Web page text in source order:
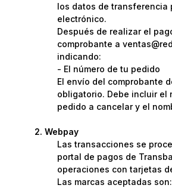
los datos de transferencia
electrónico.
Después de realizar el
comprobante a
indicando:
- El número de tu pedido
El envío del comprobante
obligatorio. Debe incluir el
pedido a cancelar y el
Webpay
Las transacciones se
portal de pagos de
operaciones con tarjetas
Las marcas aceptadas